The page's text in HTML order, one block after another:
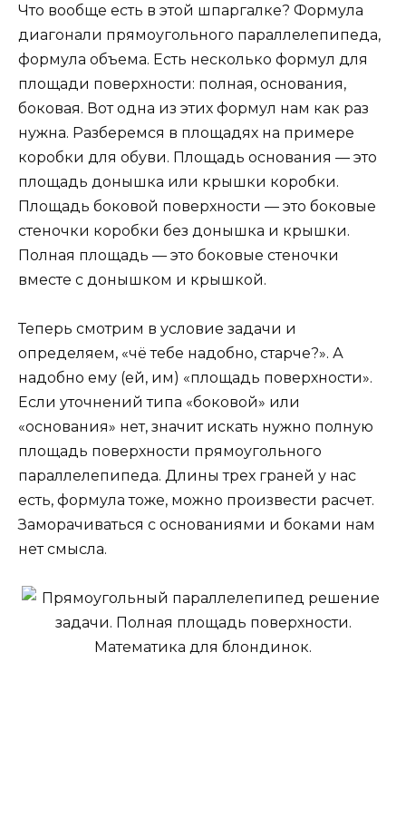
Что вообще есть в этой шпаргалке? Формула
диагонали прямоугольного параллелепипеда,
формула объема. Есть несколько формул для
площади поверхности: полная, основания,
боковая. Вот одна из этих формул нам как раз
нужна. Разберемся в площадях на примере
коробки для обуви. Площадь основания — это
площадь донышка или крышки коробки.
Площадь боковой поверхности — это боковые
стеночки коробки без донышка и крышки.
Полная площадь — это боковые стеночки
вместе с донышком и крышкой.
Теперь смотрим в условие задачи и
определяем, «чё тебе надобно, старче?». А
надобно ему (ей, им) «площадь поверхности».
Если уточнений типа «боковой» или
«основания» нет, значит искать нужно полную
площадь поверхности прямоугольного
параллелепипеда. Длины трех граней у нас
есть, формула тоже, можно произвести расчет.
Заморачиваться с основаниями и боками нам
нет смысла.